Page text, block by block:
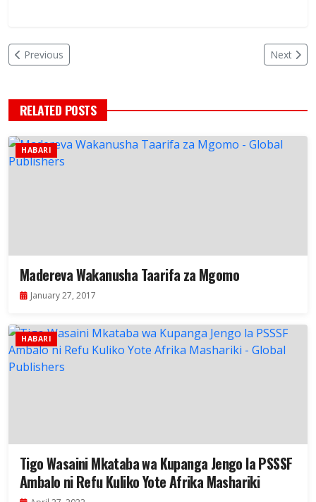
Previous Next
RELATED POSTS
HABARI
Madereva Wakanusha Taarifa za Mgomo
January 27, 2017
HABARI
Tigo Wasaini Mkataba wa Kupanga Jengo la PSSSF
Ambalo ni Refu Kuliko Yote Afrika Mashariki